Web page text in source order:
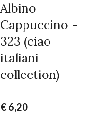
Albino
Cappuccino -
323 (ciao
italiani
collection)
€ 6,20